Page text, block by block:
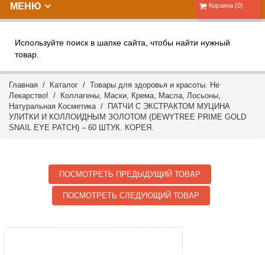
Корзина (0)
МЕНЮ
Используйте поиск в шапке сайта, чтобы найти нужный
товар.
Главная / Каталог / Товары для здоровья и красоты. Не
Лекарство! /
Коллагены, Маски, Крема, Масла, Лосьоны,
Натуральная Косметика/ ПАТЧИ С ЭКСТРАКТОМ МУЦИНА
УЛИТКИ И КОЛЛОИДНЫМ ЗОЛОТОМ (DEWYTREE PRIME GOLD
SNAIL EYE PATCH) – 60 ШТУК. КОРЕЯ.
ПОСМОТРЕТЬ ПРЕДЫДУЩИЙ ТОВАР
ПОСМОТРЕТЬ СЛЕДУЮЩИЙ ТОВАР